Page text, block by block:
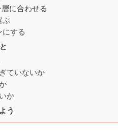
に合わせる
ぶ
にする
ていないか
か
う